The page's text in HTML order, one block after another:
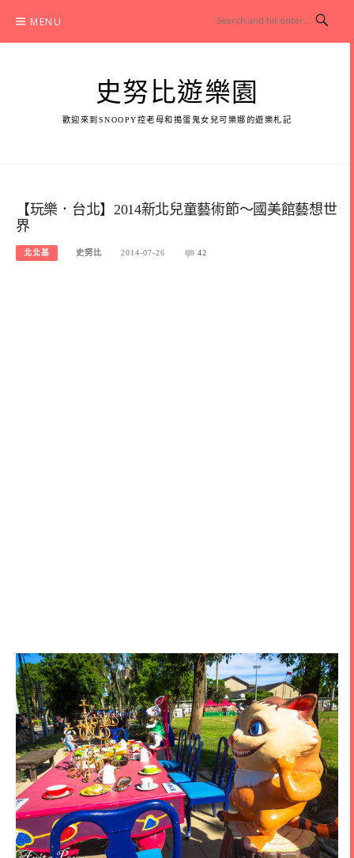
content
MENU
史努比遊樂園
歡迎來到SNOOPY控老母和搗蛋鬼女兒可樂娜的遊樂札記
【玩樂．台北】2014新北兒童藝術節～國美館藝想世
界
北北基 史努比 2014-07-26 42